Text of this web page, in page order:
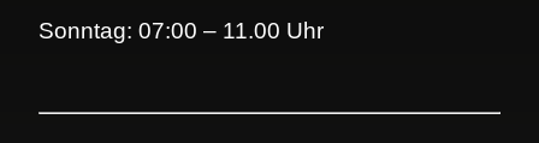
Sonntag: 07:00 – 11.00 Uhr